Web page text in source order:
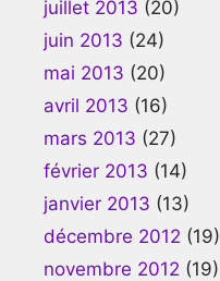
juillet 2013 (20)
juin 2013 (24)
mai 2013 (20)
avril 2013 (16)
mars 2013 (27)
février 2013 (14)
janvier 2013 (13)
décembre 2012 (19)
novembre 2012 (19)